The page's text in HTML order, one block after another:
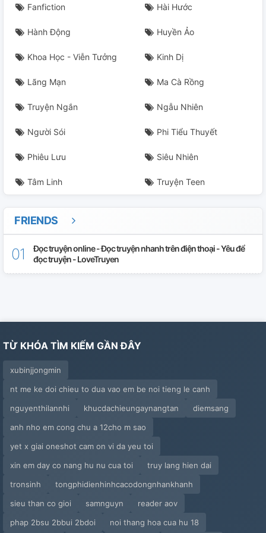
Fanfiction Hài Hước
Hành Động Huyền Ảo
Khoa Học - Viễn Tưởng Kinh Dị
Lãng Mạn Ma Cà Rồng
Truyện Ngắn Ngẫu Nhiên
Người Sói Phi Tiểu Thuyết
Phiêu Lưu Siêu Nhiên
Tâm Linh Truyện Teen
FRIENDS
Đọc truyện online - Đọc truyện nhanh trên điện thoại - Yêu để
đọc truyện - LoveTruyen
TỪ KHÓA TÌM KIẾM GẦN ĐÂY
xubinjjongmin
nt me ke doi chieu to dua vao em be noi tieng le canh
nguyenthilannhi
khucdachieungaynangtan
diemsang
anh nho em cong chu a 12cho m sao
yet x giai oneshot cam on vi da yeu toi
xin em day co nang hu nu cua toi
truy lang hien dai
tronsinh
tongphidienhinhcacodongnhankhanh
sieu than co gioi
samnguyn
reader aov
phap 2bsu 2bbui 2bdoi
noi thang hoa cua hu 18